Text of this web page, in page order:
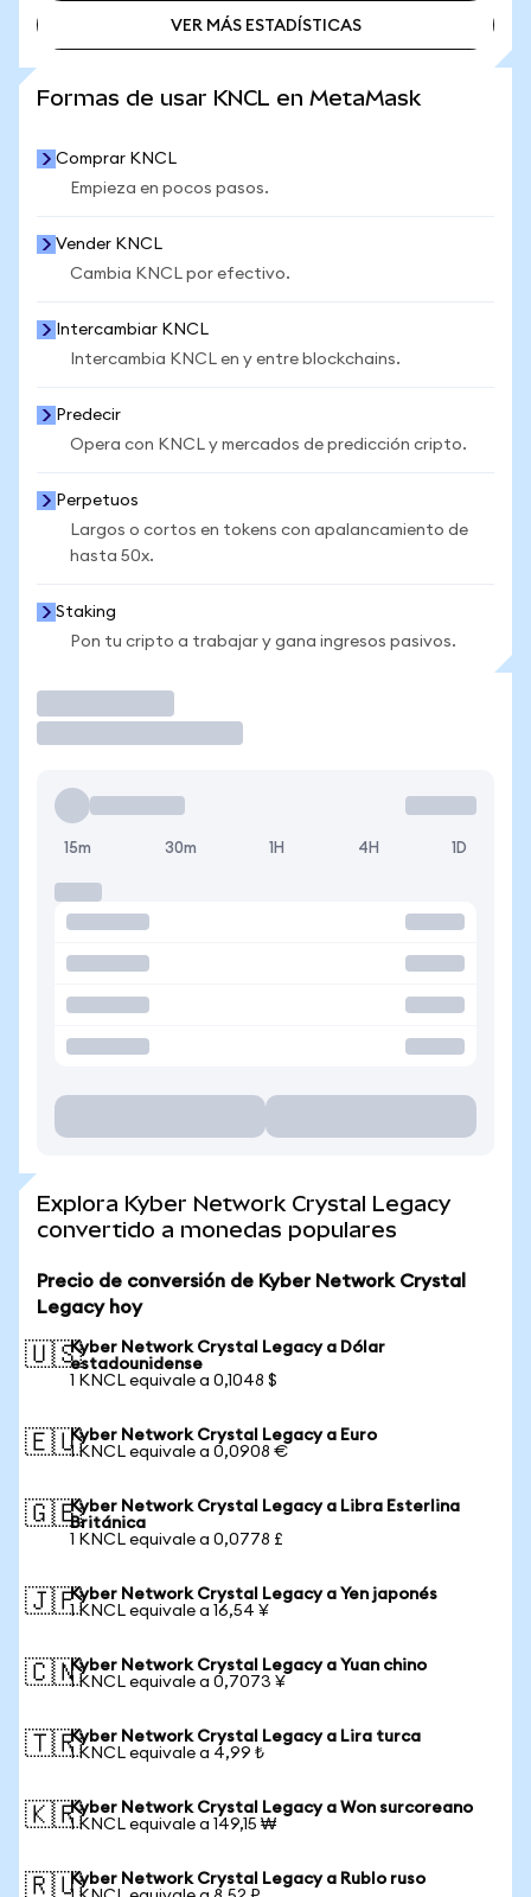
VER MÁS ESTADÍSTICAS
Formas de usar KNCL en MetaMask
Comprar KNCL
Empieza en pocos pasos.
Vender KNCL
Cambia KNCL por efectivo.
Intercambiar KNCL
Intercambia KNCL en y entre blockchains.
Predecir
Opera con KNCL y mercados de predicción cripto.
Perpetuos
Largos o cortos en tokens con apalancamiento de
hasta 50x.
Staking
Pon tu cripto a trabajar y gana ingresos pasivos.
15m 30m 1H 4H 1D
Explora Kyber Network Crystal Legacy
convertido a monedas populares
Precio de conversión de Kyber Network Crystal
Legacy hoy
🇺🇸Kyber Network Crystal Legacy a Dólar
estadounidense
1 KNCL equivale a 0,1048 $
🇪🇺Kyber Network Crystal Legacy a Euro
1 KNCL equivale a 0,0908 €
🇬🇧Kyber Network Crystal Legacy a Libra Esterlina
Británica
1 KNCL equivale a 0,0778 £
🇯🇵Kyber Network Crystal Legacy a Yen japonés
1 KNCL equivale a 16,54 ¥
🇨🇳Kyber Network Crystal Legacy a Yuan chino
1 KNCL equivale a 0,7073 ¥
🇹🇷Kyber Network Crystal Legacy a Lira turca
1 KNCL equivale a 4,99 ₺
🇰🇷Kyber Network Crystal Legacy a Won surcoreano
1 KNCL equivale a 149,15 ₩
🇷🇺Kyber Network Crystal Legacy a Rublo ruso